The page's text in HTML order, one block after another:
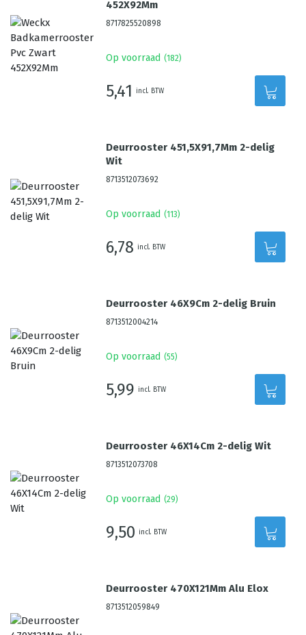
452X92Mm
8717825520898
Op voorraad (182)
5,41 incl. BTW
Deurrooster 451,5X91,7Mm 2-delig
Wit
8713512073692
Op voorraad (113)
6,78 incl. BTW
Deurrooster 46X9Cm 2-delig Bruin
8713512004214
Op voorraad (55)
5,99 incl. BTW
Deurrooster 46X14Cm 2-delig Wit
8713512073708
Op voorraad (29)
9,50 incl. BTW
Deurrooster 470X121Mm Alu Elox
8713512059849